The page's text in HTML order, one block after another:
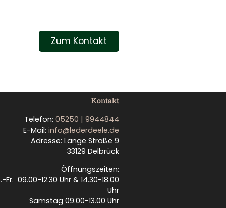
Zum Kontakt
Kontakt
Telefon:05250 | 9944844
E-Mail:info@lederdeele.de
Adresse: Lange Straße 9
33129 Delbrück
Öffnungszeiten:
Fr. 09.00-12.30 Uhr & 14.30-18.00
Uhr
Samstag 09.00-13.00 Uhr